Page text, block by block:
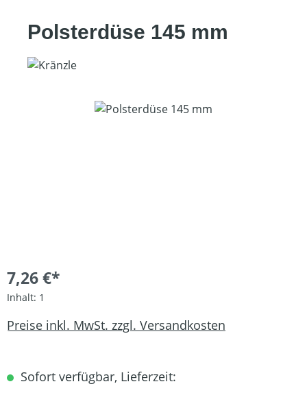
Polsterdüse 145 mm
Bildergalerie überspringen
7,26 €*
Inhalt: 1
Preise inkl. MwSt. zzgl. Versandkosten
Sofort verfügbar, Lieferzeit: